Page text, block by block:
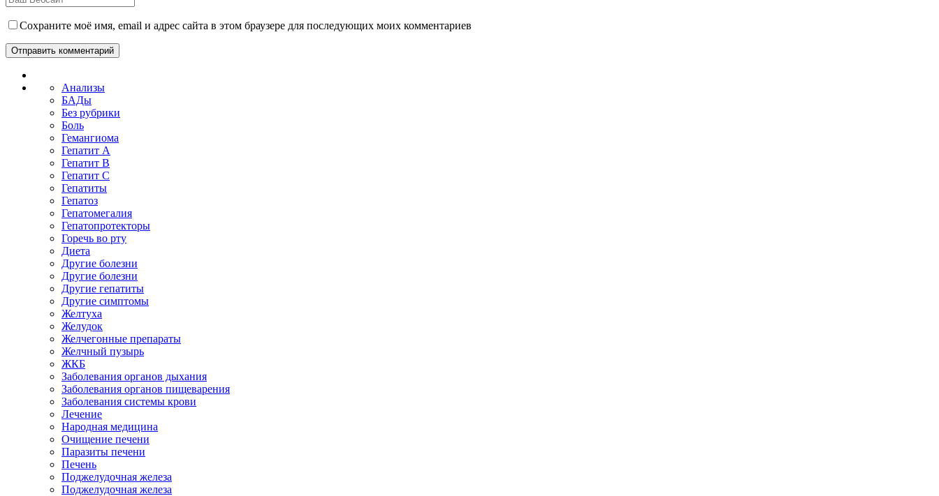
Сохраните моё имя, email и адрес сайта в этом браузере для последующих моих комментариев
Анализы
БАДы
Без рубрики
Боль
Гемангиома
Гепатит A
Гепатит B
Гепатит C
Гепатиты
Гепатоз
Гепатомегалия
Гепатопротекторы
Горечь во рту
Диета
Другие болезни
Другие болезни
Другие гепатиты
Другие симптомы
Желтуха
Желудок
Желчегонные препараты
Желчный пузырь
ЖКБ
Заболевания органов дыхания
Заболевания органов пищеварения
Заболевания системы крови
Лечение
Народная медицина
Очищение печени
Паразиты печени
Печень
Поджелудочная железа
Поджелудочная железа